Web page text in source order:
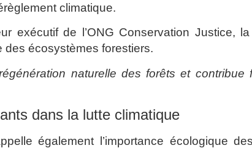
climatique.
exécutif de l’ONG Conservation Justice,
des écosystèmes forestiers.
naturelle des forêts et
dans la lutte climatique
également l’importance écologique